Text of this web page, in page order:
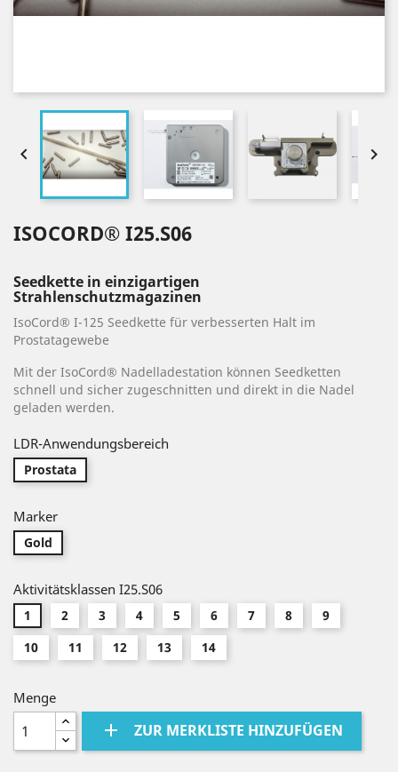
 
ISOCORD® I25.S06
Seedkette in einzigartigen
Strahlenschutzmagazinen
IsoCord® I-125 Seedkette für verbesserten Halt im
Prostatagewebe
Mit der IsoCord® Nadelladestation können Seedketten
schnell und sicher zugeschnitten und direkt in die Nadel
geladen werden.
LDR-Anwendungsbereich
Prostata
Marker
Gold
Aktivitätsklassen I25.S06
1 2 3 4 5 6 7 8
9
10
11 12 13 14
Menge
add ZUR MERKLISTE HINZUFÜGEN